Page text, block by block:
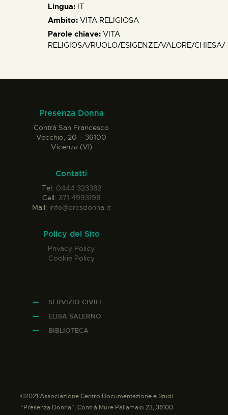
Lingua: IT
Ambito: VITA RELIGIOSA
Parole chiave: VITA
RELIGIOSA/RUOLO/ESIGENZE/VALORE/CHIESA/
Presenza Donna
Contrà San Francesco
Vecchio, 20 – 36100
Vicenza (VI)
Contatti
Tel: 0444 323382
Cell: 371 4993198
Mail: info@presdonna.it
Policy del Sito
Privacy Policy
Cookie Policy
SERVIZIO CIVILE
ELISA SALERNO
BIBLIOTECA
©2021 Associazione Centro Documentazione e Studi
“Presenza Donna”, Contrà Mure Pallamaio 23, 36100